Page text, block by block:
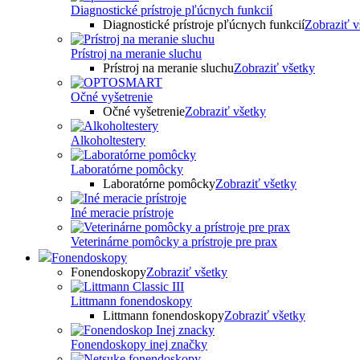
Diagnostické prístroje pľúcnych funkcií
Diagnostické prístroje pľúcnych funkciíZobraziť
Prístroj na meranie sluchu
Prístroj na meranie sluchuZobraziť všetky
Očné vyšetrenie
Očné vyšetrenieZobraziť všetky
Alkoholtestery
Laboratórne pomôcky
Laboratórne pomôckyZobraziť všetky
Iné meracie prístroje
Veterinárne pomôcky a prístroje pre prax
Fonendoskopy
FonendoskopyZobraziť všetky
Littmann fonendoskopy
Littmann fonendoskopyZobraziť všetky
Fonendoskopy inej značky